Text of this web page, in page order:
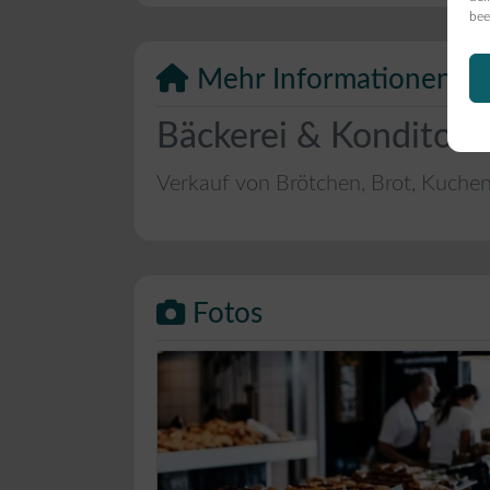
Mehr Informationen
Bäckerei &
Verkauf von Brötchen, Brot,
Fotos